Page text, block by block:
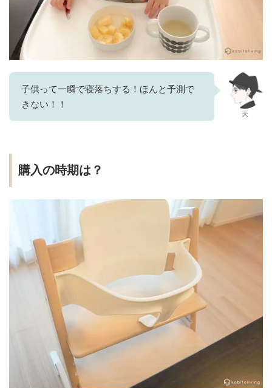
子供って一瞬で寝落ちする！ほんと予測で
きない！！
夫
購入の時期は？